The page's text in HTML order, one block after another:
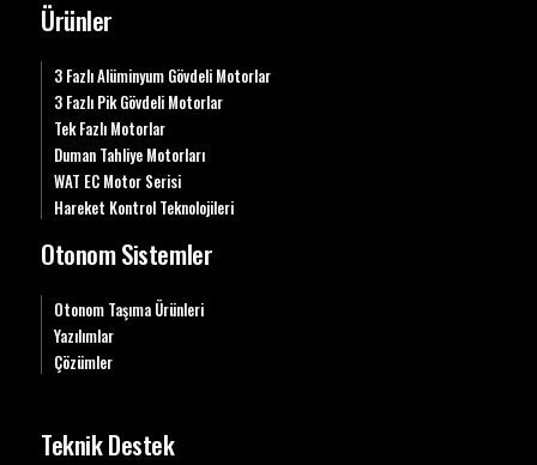
Ürünler
3 Fazlı Alüminyum Gövdeli Motorlar
3 Fazlı Pik Gövdeli Motorlar
Tek Fazlı Motorlar
Duman Tahliye Motorları
WAT EC Motor Serisi
Hareket Kontrol Teknolojileri
Otonom Sistemler
Otonom Taşıma Ürünleri
Yazılımlar
Çözümler
Teknik Destek